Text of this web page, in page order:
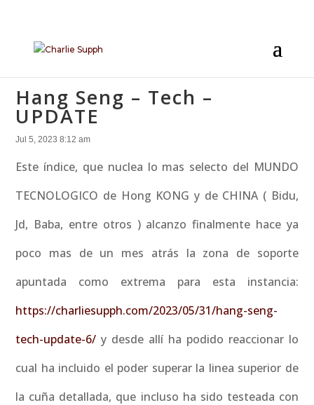
Hang Seng – Tech –
UPDATE
Jul 5, 2023 8:12 am
Este índice, que nuclea lo mas selecto del MUNDO
TECNOLOGICO de Hong KONG y de CHINA ( Bidu,
Jd, Baba, entre otros ) alcanzo finalmente hace ya
poco mas de un mes atrás la zona de soporte
apuntada como extrema para esta instancia:
https://charliesupph.com/2023/05/31/hang-seng-
tech-update-6/ y desde allí ha podido reaccionar lo
cual ha incluido el poder superar la linea superior de
la cuña detallada, que incluso ha sido testeada con